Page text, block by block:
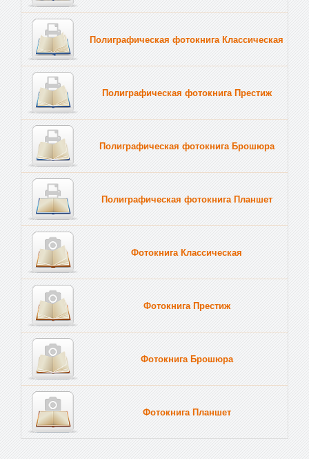
Полиграфическая фотокнига Классическая
Полиграфическая фотокнига Престиж
Полиграфическая фотокнига Брошюра
Полиграфическая фотокнига Планшет
Фотокнига Классическая
Фотокнига Престиж
Фотокнига Брошюра
Фотокнига Планшет